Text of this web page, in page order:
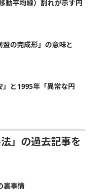
動平均線）割れが示す円
盟の完成形」の意味と
」と1995年「異常な円
」の過去記事を
裏事情